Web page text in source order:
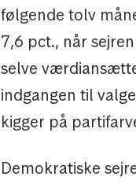
følgende tolv
7,6 pct., når
selve
indgangen til
kigger på
Demokratiske